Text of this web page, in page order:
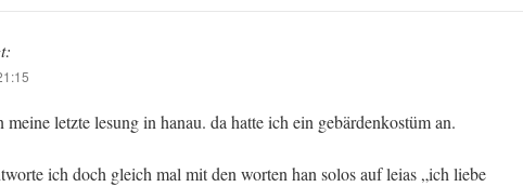
meine letzte lesung in hanau. da hatte ich ein gebärdenkostüm an.
ich doch gleich mal mit den worten han solos auf leias „ich liebe